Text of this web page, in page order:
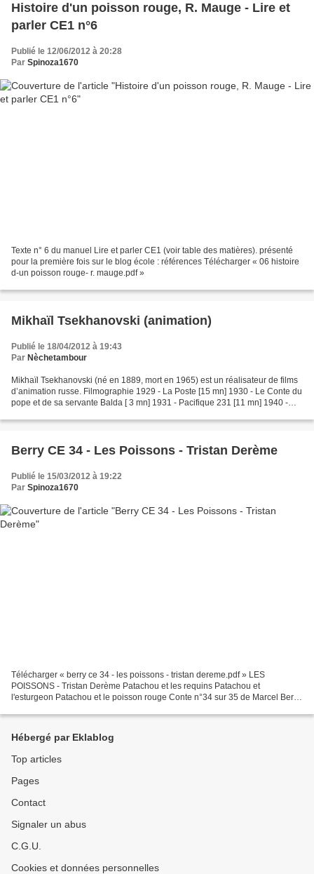
Histoire d'un poisson rouge, R. Mauge - Lire et
parler CE1 n°6
Publié le 12/06/2012 à 20:28
Par Spinoza1670
Texte n° 6 du manuel Lire et parler CE1 (voir table des matières). présenté
pour la première fois sur le blog école : références Télécharger « 06 histoire
d-un poisson rouge- r. mauge.pdf »
Mikhaïl Tsekhanovski (animation)
Publié le 18/04/2012 à 19:43
Par Nèchetambour
Mikhaïl Tsekhanovski (né en 1889, mort en 1965) est un réalisateur de films
d’animation russe. Filmographie 1929 - La Poste [15 mn] 1930 - Le Conte du
pope et de sa servante Balda [ 3 mn] 1931 - Pacifique 231 [11 mn] 1940 -
Berry CE 34 - Les Poissons - Tristan Derème
Publié le 15/03/2012 à 19:22
Par Spinoza1670
Télécharger « berry ce 34 - les poissons - tristan dereme.pdf » LES
POISSONS - Tristan Derème Patachou et les requins Patachou et
l'esturgeon Patachou et le poisson rouge Conte n°34 sur 35 de Marcel Berry,
Hébergé par Eklablog
Top articles
Pages
Contact
Signaler un abus
C.G.U.
Cookies et données personnelles